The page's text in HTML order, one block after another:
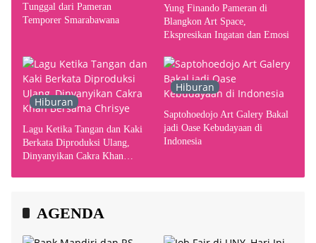
Tunggal dari Pameran
Temporer Smarabawana
Yung Finando Pameran di
Blangkon Art Space,
Ekspresikan Ingatan dan Emosi
Hiburan
Lagu Ketika Tangan dan Kaki
Berkata Diproduksi Ulang,
Dinyanyikan Cakra Khan
Hiburan
Saptohoedojo Art Galery Bakal
jadi Oase Kebudayaan di
Indonesia
AGENDA